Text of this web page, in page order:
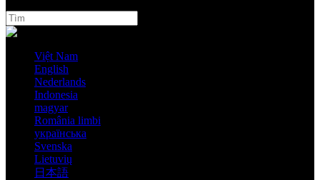
Việt Nam
English
Nederlands
Indonesia
magyar
România limbi
українська
Svenska
Lietuvių
日本語